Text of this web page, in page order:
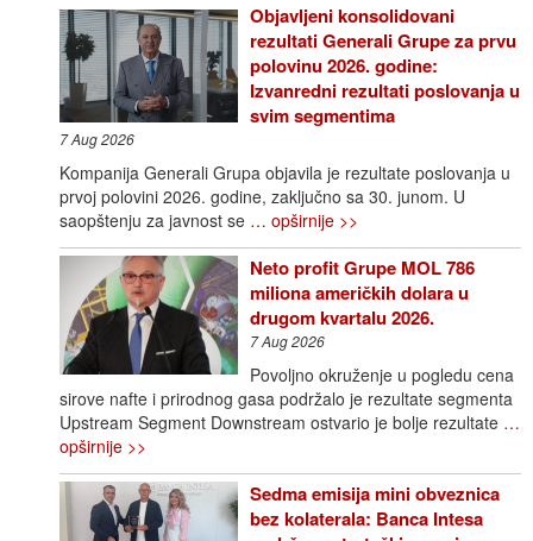
Objavljeni konsolidovani
rezultati Generali Grupe za prvu
polovinu 2026. godine:
Izvanredni rezultati poslovanja u
svim segmentima
7 Aug 2026
Kompanija Generali Grupa objavila je rezultate poslovanja u
prvoj polovini 2026. godine, zaključno sa 30. junom. U
saopštenju za javnost se … opširnije >>
Neto profit Grupe MOL 786
miliona američkih dolara u
drugom kvartalu 2026.
7 Aug 2026
Povoljno okruženje u pogledu cena
sirove nafte i prirodnog gasa podržalo je rezultate segmenta
Upstream Segment Downstream ostvario je bolje rezultate …
opširnije >>
Sedma emisija mini obveznica
bez kolaterala: Banca Intesa